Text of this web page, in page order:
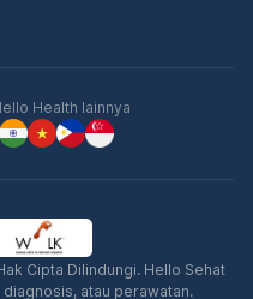
Health lainnya
Cipta Dilindungi. Hello Sehat
atau perawatan.